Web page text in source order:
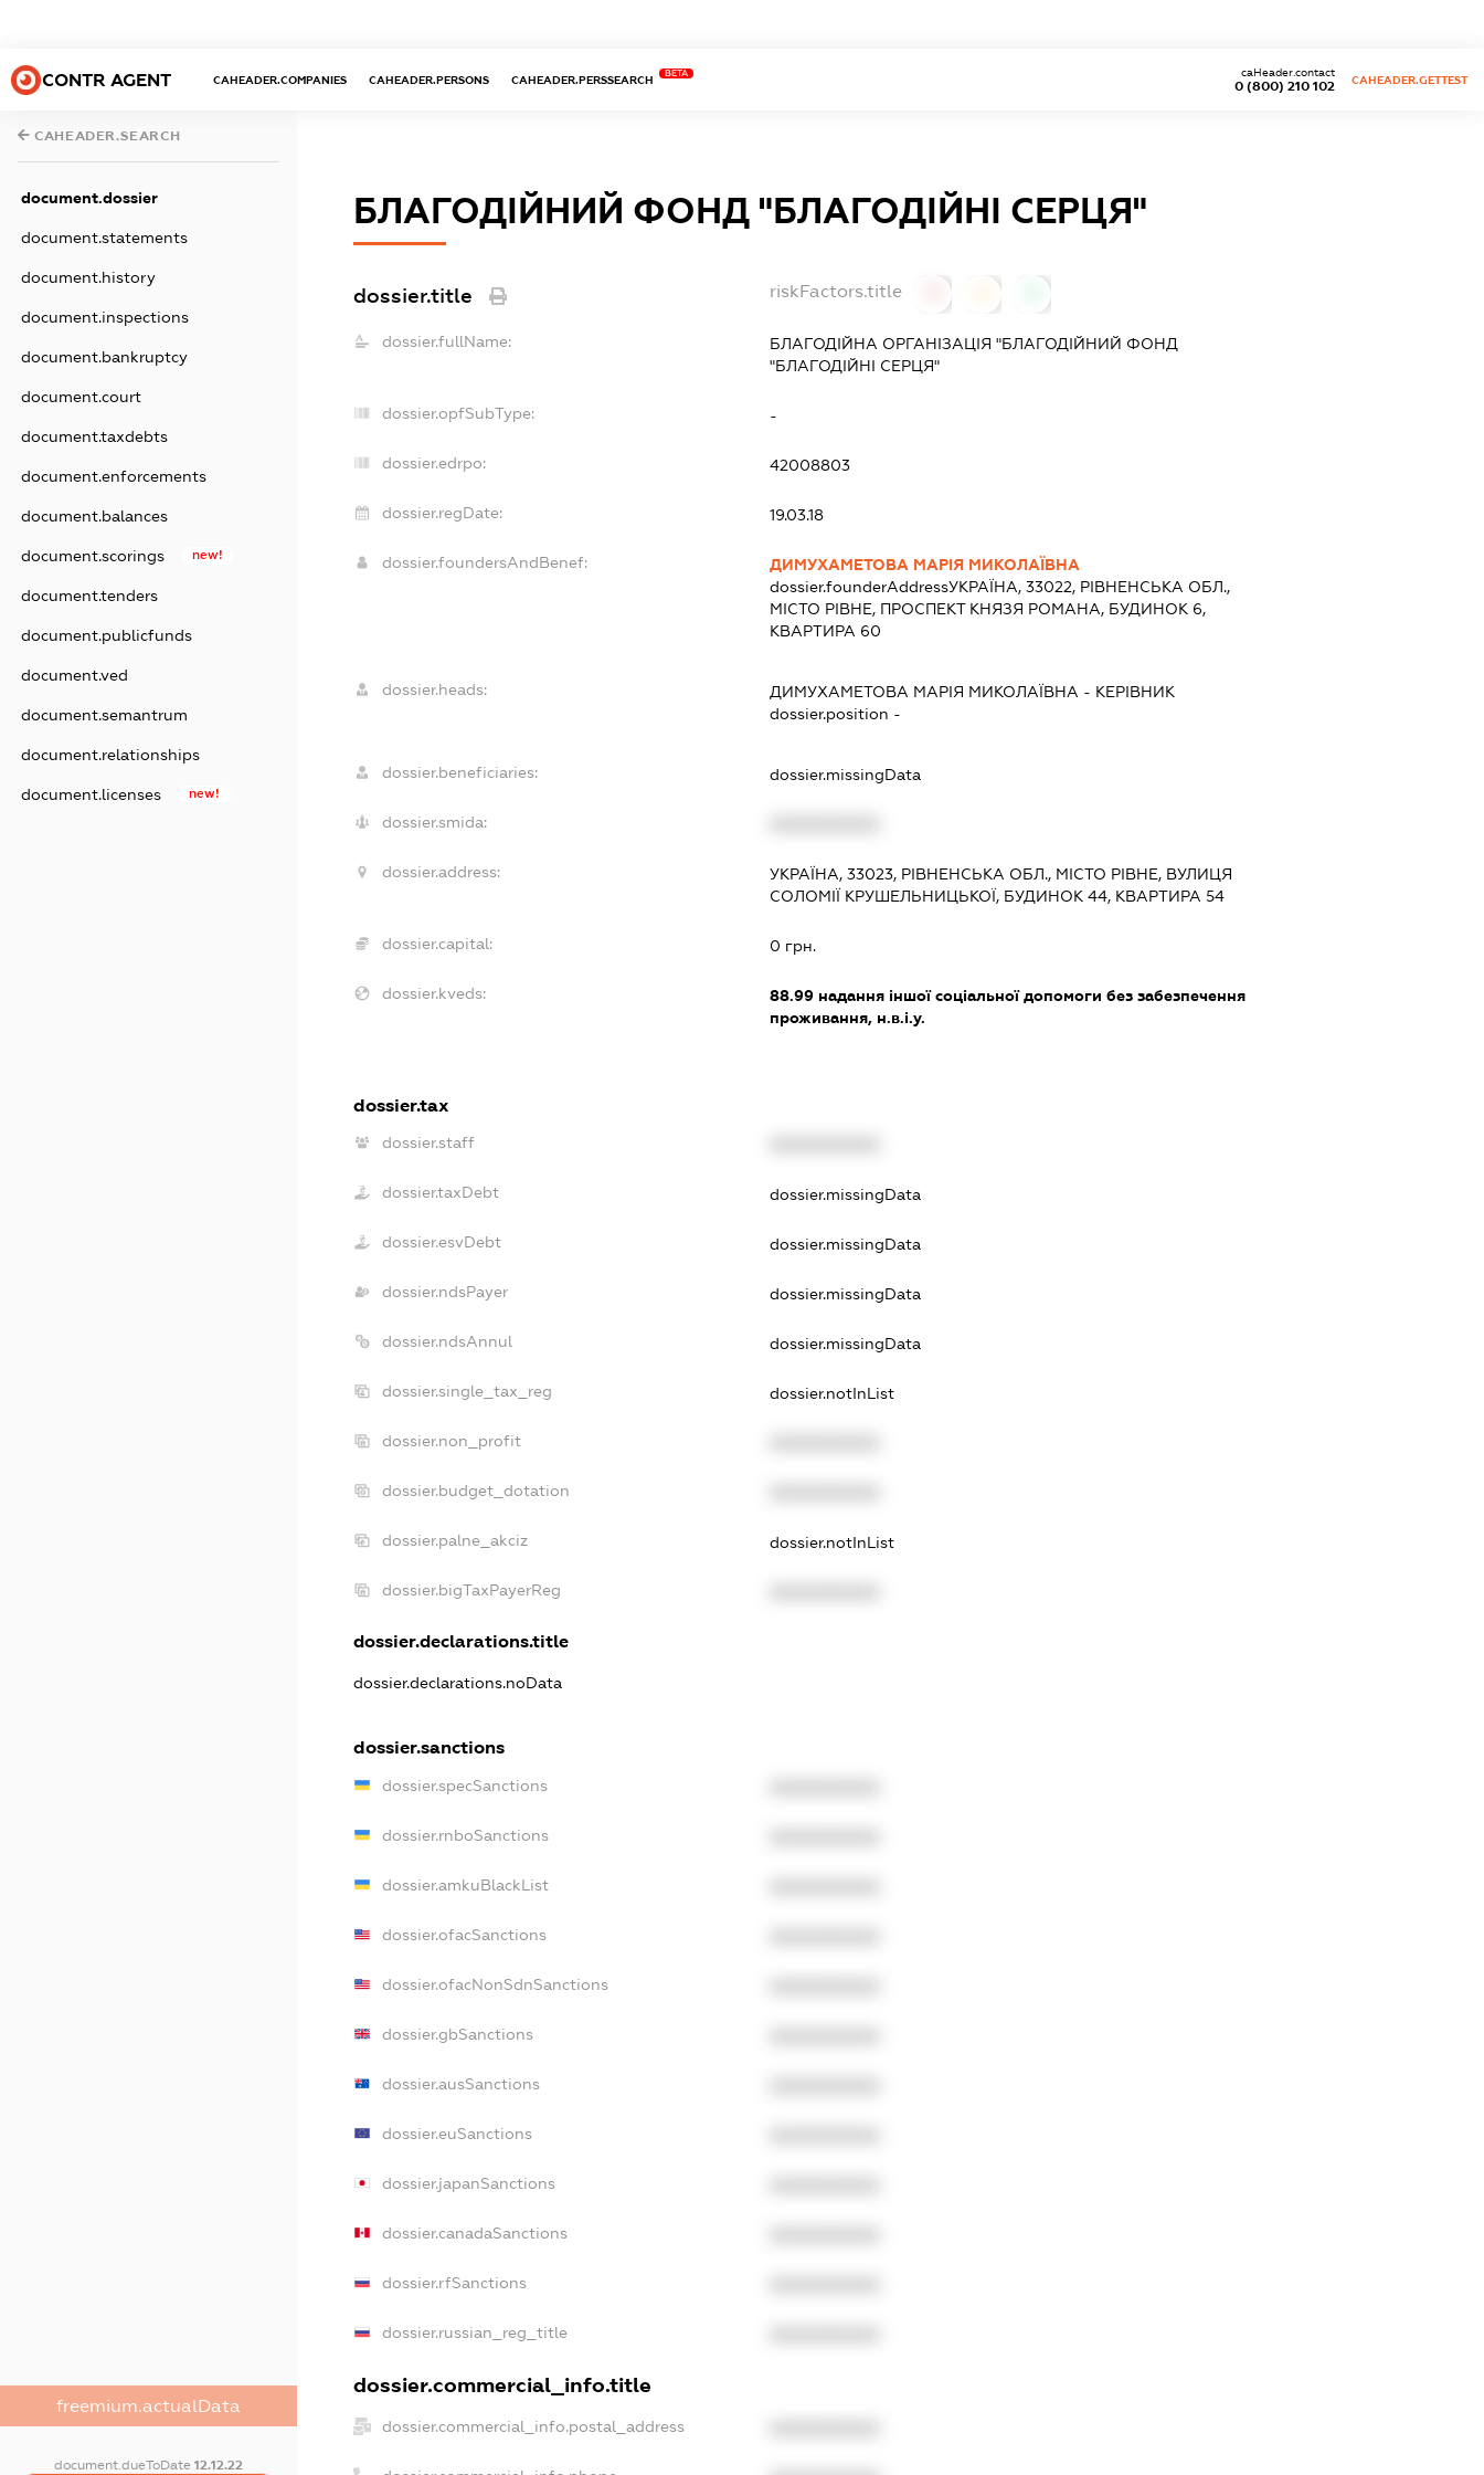
CONTR AGENT CAHEADER.COMPANIES CAHEADER.PERSONS CAHEADER.PERSSEARCH
BETA
0 (800) 210 102
caHeader.contact
CAHEADER.GETTEST
CAHEADER.SEARCH
document.dossier
document.statements
document.history
document.inspections
document.bankruptcy
document.court
document.taxdebts
document.enforcements
document.balances
document.scorings new!
document.tenders
document.publicfunds
document.ved
document.semantrum
document.relationships
document.licenses new!
freemium.actualData
document.dueToDate 12.12.22
БЛАГОДІЙНИЙ ФОНД "БЛАГОДІЙНІ СЕРЦЯ"
dossier.title riskFactors.title
dossier.fullName:
БЛАГОДІЙНА ОРГАНІЗАЦІЯ "БЛАГОДІЙНИЙ ФОНД
"БЛАГОДІЙНІ СЕРЦЯ"
dossier.opfSubType: -
dossier.edrpo: 42008803
dossier.regDate: 19.03.18
dossier.foundersAndBenef:
ДИМУХАМЕТОВА МАРІЯ МИКОЛАЇВНА
dossier.founderAddressУКРАЇНА, 33022, РІВНЕНСЬКА ОБЛ.,
МІСТО РІВНЕ, ПРОСПЕКТ КНЯЗЯ РОМАНА, БУДИНОК 6,
КВАРТИРА 60
dossier.heads: ДИМУХАМЕТОВА МАРІЯ МИКОЛАЇВНА - КЕРІВНИК
dossier.position -
dossier.beneficiaries: dossier.missingData
dossier.smida:
dossier.address:
УКРАЇНА, 33023, РІВНЕНСЬКА ОБЛ., МІСТО РІВНЕ, ВУЛИЦЯ
СОЛОМІЇ КРУШЕЛЬНИЦЬКОЇ, БУДИНОК 44, КВАРТИРА 54
dossier.capital: 0 грн.
dossier.kveds: 88.99 надання іншої соціальної допомоги без забезпечення
проживання, н.в.і.у.
dossier.tax
dossier.staff
dossier.taxDebt dossier.missingData
dossier.esvDebt dossier.missingData
dossier.ndsPayer dossier.missingData
dossier.ndsAnnul dossier.missingData
dossier.single_tax_reg dossier.notInList
dossier.non_profit
dossier.budget_dotation
dossier.palne_akciz dossier.notInList
dossier.bigTaxPayerReg
dossier.declarations.title
dossier.declarations.noData
dossier.sanctions
dossier.specSanctions
dossier.rnboSanctions
dossier.amkuBlackList
dossier.ofacSanctions
dossier.ofacNonSdnSanctions
dossier.gbSanctions
dossier.ausSanctions
dossier.euSanctions
dossier.japanSanctions
dossier.canadaSanctions
dossier.rfSanctions
dossier.russian_reg_title
dossier.commercial_info.title
dossier.commercial_info.postal_address